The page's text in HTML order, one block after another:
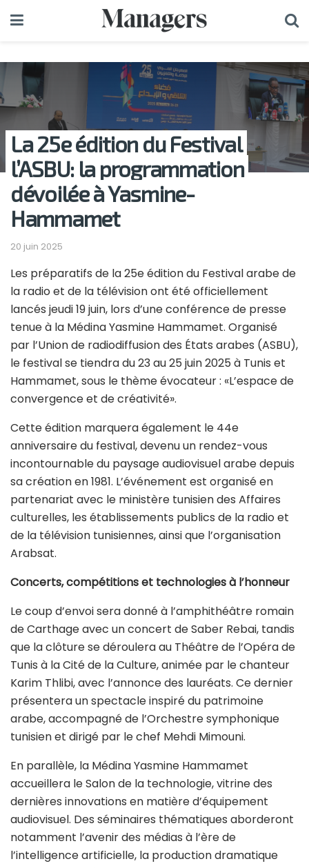
La 25e édition du Festival
l’ASBU: la programmation
dévoilée à Yasmine-
Hammamet
20 juin 2025
Les préparatifs de la 25e édition du Festival arabe de
la radio et de la télévision ont été officiellement
lancés jeudi 19 juin, lors d’une conférence de presse
tenue à la Médina Yasmine Hammamet. Organisé
par l’Union de radiodiffusion des États arabes (ASBU),
le festival se tiendra du 23 au 25 juin 2025 à Tunis et
Hammamet, sous le thème évocateur : «L’espace de
convergence et de créativité».
Cette édition marquera également le 44e
anniversaire du festival, devenu un rendez-vous
incontournable du paysage audiovisuel arabe depuis
sa création en 1981. L’événement est organisé en
partenariat avec le ministère tunisien des Affaires
culturelles, les établissements publics de la radio et
de la télévision tunisiennes, ainsi que l’organisation
Arabsat.
Concerts, compétitions et technologies à l’honneur
Le coup d’envoi sera donné à l’amphithéâtre romain
de Carthage avec un concert de Saber Rebai, tandis
que la clôture se déroulera au Théâtre de l’Opéra de
Tunis à la Cité de la Culture, animée par le chanteur
Karim Thlibi, avec l’annonce des lauréats. Ce dernier
présentera un spectacle inspiré du patrimoine
arabe, accompagné de l’Orchestre symphonique
tunisien et dirigé par le chef Mehdi Mimouni.
En parallèle, la Médina Yasmine Hammamet
accueillera le Salon de la technologie, vitrine des
dernières innovations en matière d’équipement
audiovisuel. Des séminaires thématiques aborderont
notamment l’avenir des médias à l’ère de
l’intelligence artificielle, la production dramatique